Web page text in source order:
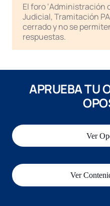
El foro ‘Administración
Judicial, Tramitación PA
cerrado y no se
respuestas.
APRUEBA TU
Ver
Ver